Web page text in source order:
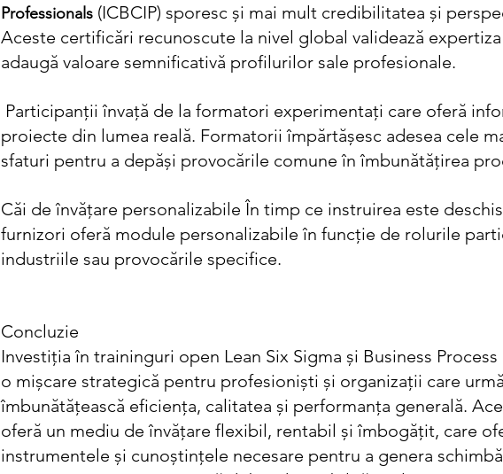
Professionals (ICBCIP) sporesc și mai mult credibilitatea și
Aceste certificări recunoscute la nivel global validează
adaugă valoare semnificativă profilurilor sale profesionale.
proiecte din lumea reală. Formatorii împărtășesc adesea cele
sfaturi pentru a depăși provocările comune în îmbunătățirea
Căi de învățare personalizabile În timp ce instruirea este
furnizori oferă module personalizabile în funcție de rolurile
industriile sau provocările specifice.
Concluzie
Investiția în traininguri open Lean Six Sigma și Business
o mișcare strategică pentru profesioniști și organizații care
îmbunătățească eficiența, calitatea și performanța generală.
oferă un mediu de învățare flexibil, rentabil și îmbogățit, care
instrumentele și cunoștințele necesare pentru a genera